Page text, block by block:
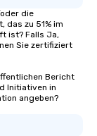
die
das zu 51% im
ist? Falls Ja,
Sie zertifiziert
Bericht
Initiativen in
angeben?